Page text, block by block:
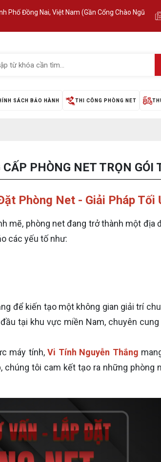
Phố Đồng Nai, Việt Nam (Gần Cổng Chào Ngũ
SÁCH BẢO HÀNH THI CÔNG PHÒNG NET
PHÒNG NET TRỌN GÓI
Phòng Net - Giải Pháp Tối
mẽ, phòng net đang trở thành một địa
các yếu tố như:
để kiến tạo một không gian giải trí
tại khu vực miền Nam, chuyên
máy tính,Vi Tính Nguyễn Thắng
chúng tôi cam kết tạo ra những